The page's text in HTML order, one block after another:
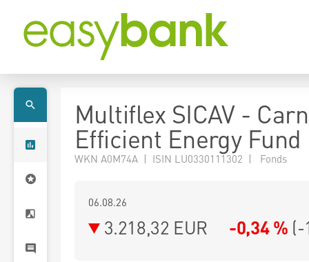
Multiflex SICAV -
Efficient Energy Fund
WKN A0M74A | ISIN LU0330111302 | Fonds
06.08.26
3.218,32 EUR -0,34 % (-